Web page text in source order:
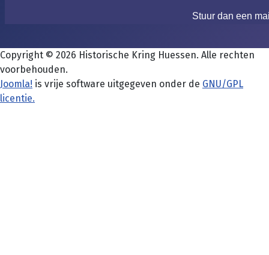
Stuur dan een
Copyright © 2026 Historische Kring Huessen. Alle rechten
voorbehouden.
Joomla! is vrije software uitgegeven onder de GNU/GPL
licentie.